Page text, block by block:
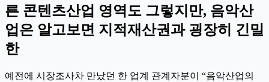
른 콘텐츠산업 영역도 그렇지만, 음악산
업은 알고보면 지적재산권과 굉장히 긴밀
한
예전에 시장조사차 만났던 한 업계 관계자분이 “음악산업의